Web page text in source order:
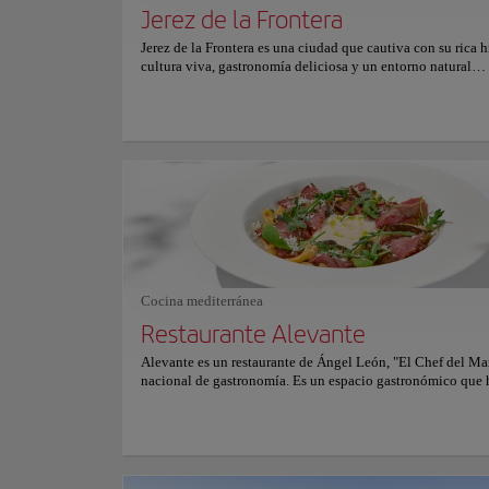
Jerez de la Frontera
Jerez de la Frontera es una ciudad que cautiva con su rica
cultura viva, gastronomía deliciosa y un entorno natural
Pepe, el Alcázar y la Catedral, todas ellas con un increíble
patrimonio histórico y una riqueza cultural. Más allá de
emblemáticos puntos de referencia, Jerez también cuenta
circuito de velocidad donde se llevan a cabo emocionantes
de motociclismo y otros deportes de motor. Este municipio
seguramente sorprenderá y deleitará a los visitantes con
tradiciones y ambiente animado.
Cocina mediterránea
Restaurante Alevante
Alevante es un restaurante de Ángel León, "El Chef del
nacional de gastronomía. Es un espacio gastronómico que
inspirada en los platos de éxito de Ángel León en
Atracciones y
Ubicación: 11692